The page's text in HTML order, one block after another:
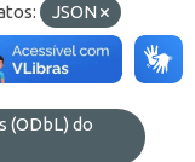
JSON
(ODbL) do